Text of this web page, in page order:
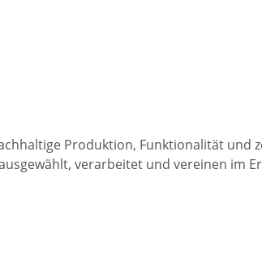
Produktion, Funktionalität und
verarbeitet und vereinen im